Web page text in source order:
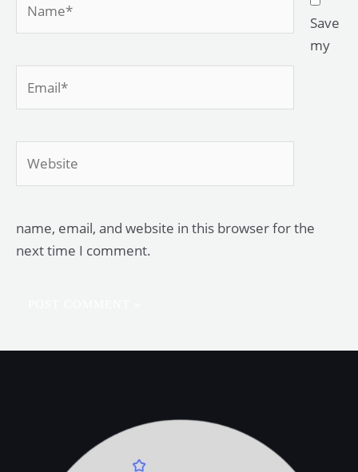
Save
my
name, email, and website in this browser for the
next time I comment.